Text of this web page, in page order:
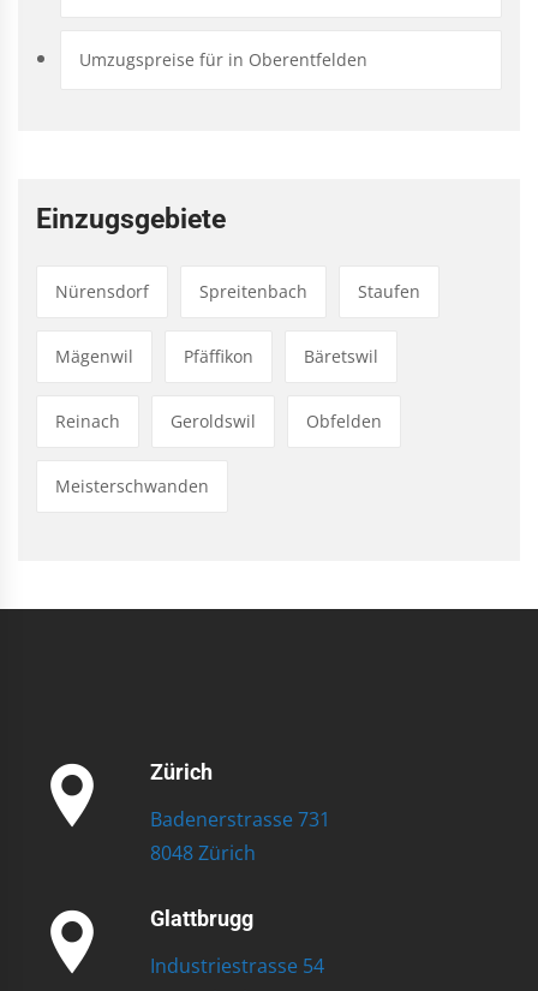
Umzugspreise für in Oberentfelden
Einzugsgebiete
Nürensdorf Spreitenbach Staufen
Mägenwil Pfäffikon Bäretswil
Reinach Geroldswil Obfelden
Meisterschwanden
Zürich
Badenerstrasse 731
8048 Zürich
Glattbrugg
Industriestrasse 54